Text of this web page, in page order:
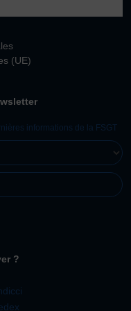
(UE)
informations de la FSGT
?